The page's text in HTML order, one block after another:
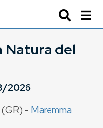
Natura del
2026
(GR) - Maremma